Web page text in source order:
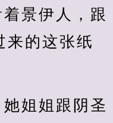
景伊人，跟
来的这张纸
姐姐跟阴圣